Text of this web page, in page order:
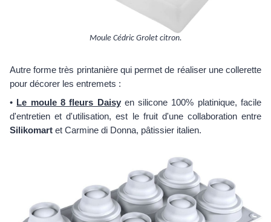
Moule Cédric Grolet citron.
Autre forme très printanière qui permet de réaliser une collerette
pour décorer les entremets :
• Le moule 8 fleurs Daisyen silicone 100% platinique, facile
d'entretien et d'utilisation, est le fruit d'une collaboration entre
Silikomart et Carmine di Donna, pâtissier italien.